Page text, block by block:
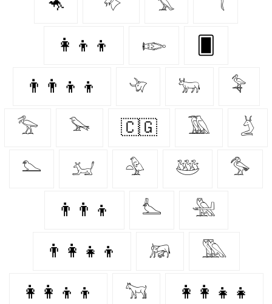
🦘 𓄅 𓅘 𓆕
👩‍👦‍👦 𓆢
👨‍👨‍👦‍👦 𓄀 𓃒 𓅝
𓅡 𓅨 🇨🇬 𓅀 𓄄
𓅌 𓃫 𓅲 𓅸 𓅜
👨‍👨‍👦 𓅏 𓅖
👨‍👩‍👧‍👦 𓃖 𓅔
👩‍👩‍👦‍👦 𓃙 👩‍👩‍👧‍👧